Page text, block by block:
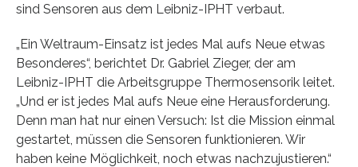
sind Sensoren aus dem Leibniz-IPHT verbaut.
„Ein Weltraum-Einsatz ist jedes Mal aufs Neue etwas
Besonderes“, berichtet Dr. Gabriel Zieger, der am
Leibniz-IPHT die Arbeitsgruppe Thermosensorik leitet.
„Und er ist jedes Mal aufs Neue eine Herausforderung.
Denn man hat nur einen Versuch: Ist die Mission einmal
gestartet, müssen die Sensoren funktionieren. Wir
haben keine Möglichkeit, noch etwas nachzujustieren.“